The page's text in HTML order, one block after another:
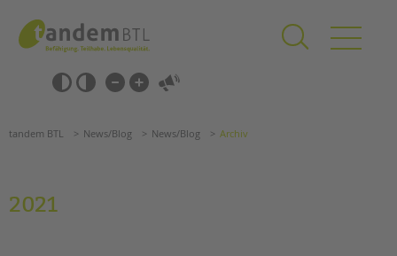
springen
Barrierefrei-
Einstellungen
überspringen
überspringen
tandem BTL News/Blog News/Blog Archiv
2021